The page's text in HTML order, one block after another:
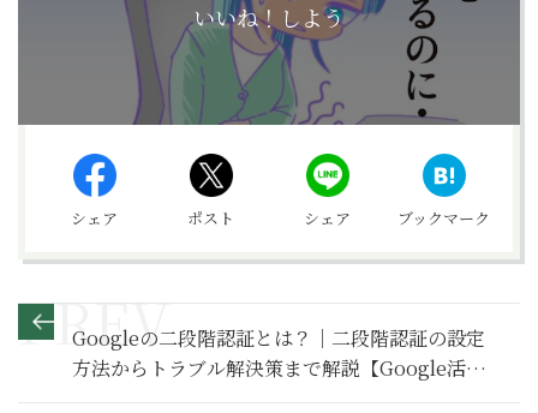
いいね！しよう
シェア ポスト シェア ブックマーク
Googleの二段階認証とは？｜二段階認証の設定
方法からトラブル解決策まで解説【Google活用
基本のき】